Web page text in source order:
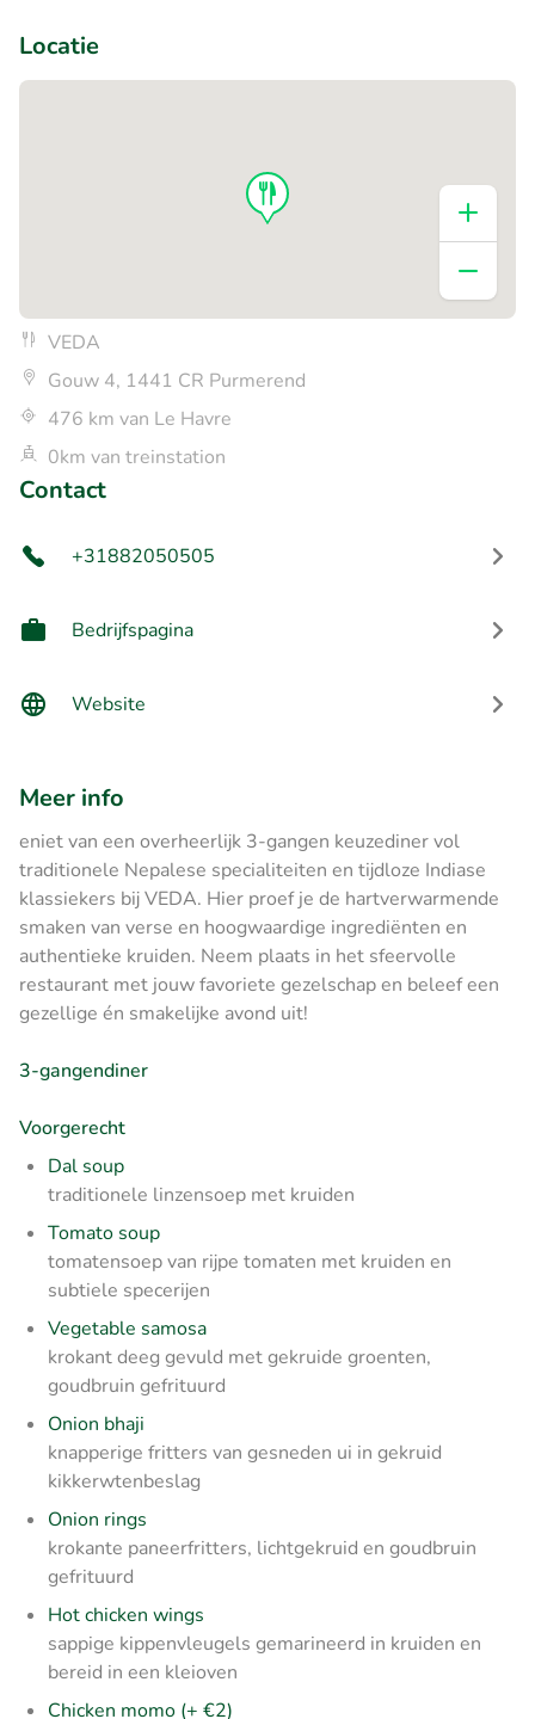
Locatie
VEDA
Gouw 4, 1441 CR Purmerend
476 km van Le Havre
0km van treinstation
Contact
+31882050505
Bedrijfspagina
Website
Meer info
eniet van een overheerlijk 3-gangen keuzediner vol
traditionele Nepalese specialiteiten en tijdloze Indiase
klassiekers bij VEDA. Hier proef je de hartverwarmende
smaken van verse en hoogwaardige ingrediënten en
authentieke kruiden. Neem plaats in het sfeervolle
restaurant met jouw favoriete gezelschap en beleef een
gezellige én smakelijke avond uit!
3-gangendiner
Voorgerecht
Dal soup
traditionele linzensoep met kruiden
Tomato soup
tomatensoep van rijpe tomaten met kruiden en
subtiele specerijen
Vegetable samosa
krokant deeg gevuld met gekruide groenten,
goudbruin gefrituurd
Onion bhaji
knapperige fritters van gesneden ui in gekruid
kikkerwtenbeslag
Onion rings
krokante paneerfritters, lichtgekruid en goudbruin
gefrituurd
Hot chicken wings
sappige kippenvleugels gemarineerd in kruiden en
bereid in een kleioven
Chicken momo (+ €2)